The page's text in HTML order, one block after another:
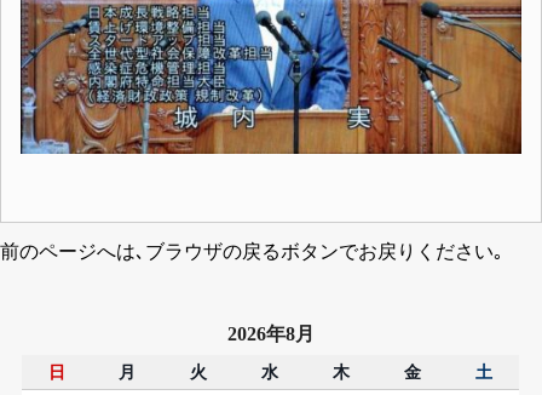
前のページへは､ブラウザの戻るボタンでお戻りください｡
2026年8月
日 月 火 水 木 金 土